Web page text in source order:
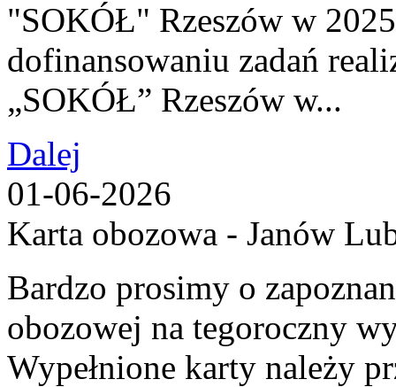
"SOKÓŁ" Rzeszów w
dofinansowaniu zadań
„SOKÓŁ” Rzeszów w...
Dalej
01-06-2026
Karta obozowa - Janów
Bardzo prosimy o
obozowej na tegoroczny
Wypełnione karty należy